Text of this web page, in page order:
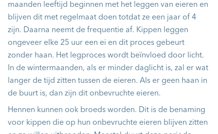
maanden leeftijd beginnen met het leggen van eieren en
blijven dit met regelmaat doen totdat ze een jaar of 4
zijn. Daarna neemt de frequentie af. Kippen leggen
ongeveer elke 25 uur een ei en dit proces gebeurt
zonder haan. Het legproces wordt beïnvloed door licht.
In de wintermaanden, als er minder daglicht is, zal er wat
langer de tijd zitten tussen de eieren. Als er geen haan in
de buurt is, dan zijn dit onbevruchte eieren.
Hennen kunnen ook broeds worden. Dit is de benaming
voor kippen die op hun onbevruchte eieren blijven zitten